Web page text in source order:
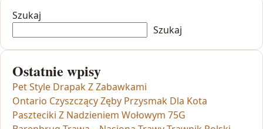
Szukaj
Szukaj
Ostatnie wpisy
Pet Style Drapak Z Zabawkami
Ontario Czyszczący Zęby Przysmak Dla Kota
Paszteciki Z Nadzieniem Wołowym 75G